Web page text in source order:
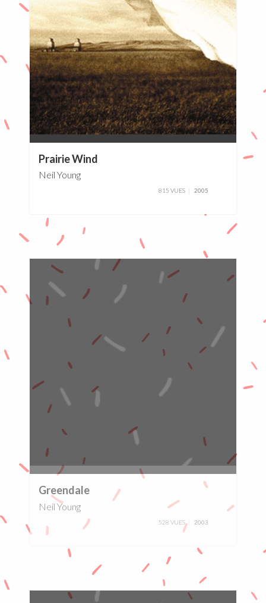
Prairie Wind
Neil Young
815 VUES 2005
0%
Greendale
Neil Young
528 VUES 2003